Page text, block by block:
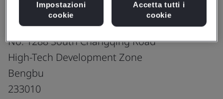
Co., Ltd.
9# Building
No. 1288 South Changqing Road
High-Tech Development Zone
Bengbu
233010
Impostazioni
cookie
Accetta tutti i
cookie